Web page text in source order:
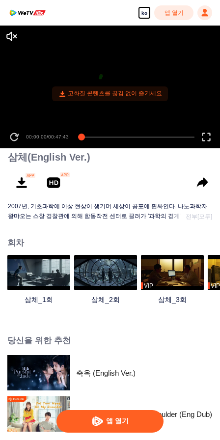
ko 앱 열기
앱 열기
고화질 콘텐츠를 끊김 없이 즐기세요
00:00:00/00:47:43
삼체(English Ver.)
2007년, 기초과학에 이상 현상이 생기며 세상이 공포에 휩싸인다. 나노과학자
왕먀오는 스창 경찰관에 의해 합동작전 센터로 끌려가 '과학의 경계’라는 단체에
함을 확신하게 된다. 모든 사건의 발단은 두 문명이 생존 공간을 위해 사활을 걸
고 싸운 데서 비롯되었음을 알게 된 왕먀오, 스창 등은 앞으로 침략을 앞둔 삼체
인들과의 결사 항전을 준비한다.
전부[모두]
회차
삼체_1회 삼체_2회
VIP
삼체_3회
VIP
당신을 위한 추천
축옥 (English Ver.)
Put Your Head On My Shoulder (Eng Dub)